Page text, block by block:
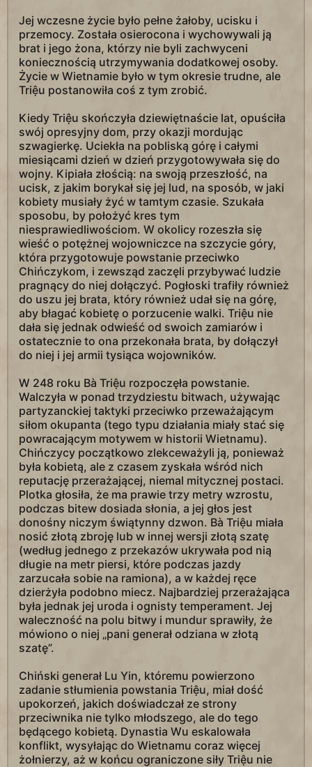
Jej wczesne życie było pełne żałoby, ucisku i
przemocy. Została osierocona i wychowywali ją
brat i jego żona, którzy nie byli zachwyceni
koniecznością utrzymywania dodatkowej osoby.
Życie w Wietnamie było w tym okresie trudne, ale
Triệu postanowiła coś z tym zrobić.
Kiedy Triệu skończyła dziewiętnaście lat, opuściła
swój opresyjny dom, przy okazji mordując
szwagierkę. Uciekła na pobliską górę i całymi
miesiącami dzień w dzień przygotowywała się do
wojny. Kipiała złością: na swoją przeszłość, na
ucisk, z jakim borykał się jej lud, na sposób, w jaki
kobiety musiały żyć w tamtym czasie. Szukała
sposobu, by położyć kres tym
niesprawiedliwościom. W okolicy rozeszła się
wieść o potężnej wojowniczce na szczycie góry,
która przygotowuje powstanie przeciwko
Chińczykom, i zewsząd zaczęli przybywać ludzie
pragnący do niej dołączyć. Pogłoski trafiły również
do uszu jej brata, który również udał się na górę,
aby błagać kobietę o porzucenie walki. Triệu nie
dała się jednak odwieść od swoich zamiarów i
ostatecznie to ona przekonała brata, by dołączył
do niej i jej armii tysiąca wojowników.
W 248 roku Bà Triệu rozpoczęła powstanie.
Walczyła w ponad trzydziestu bitwach, używając
partyzanckiej taktyki przeciwko przeważającym
siłom okupanta (tego typu działania miały stać się
powracającym motywem w historii Wietnamu).
Chińczycy początkowo zlekceważyli ją, ponieważ
była kobietą, ale z czasem zyskała wśród nich
reputację przerażającej, niemal mitycznej postaci.
Plotka głosiła, że ma prawie trzy metry wzrostu,
podczas bitew dosiada słonia, a jej głos jest
donośny niczym świątynny dzwon. Bà Triệu miała
nosić złotą zbroję lub w innej wersji złotą szatę
(według jednego z przekazów ukrywała pod nią
długie na metr piersi, które podczas jazdy
zarzucała sobie na ramiona), a w każdej ręce
dzierżyła podobno miecz. Najbardziej przerażająca
była jednak jej uroda i ognisty temperament. Jej
waleczność na polu bitwy i mundur sprawiły, że
mówiono o niej „pani generał odziana w złotą
szatę”.
Chiński generał Lu Yin, któremu powierzono
zadanie stłumienia powstania Triệu, miał dość
upokorzeń, jakich doświadczał ze strony
przeciwnika nie tylko młodszego, ale do tego
będącego kobietą. Dynastia Wu eskalowała
konflikt, wysyłając do Wietnamu coraz więcej
żołnierzy, aż w końcu ograniczone siły Triệu nie